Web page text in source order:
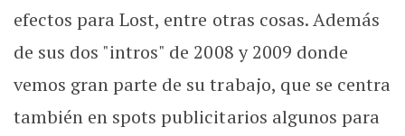
efectos para Lost, entre otras cosas. Además
de sus dos "intros" de 2008 y 2009 donde
vemos gran parte de su trabajo, que se centra
también en spots publicitarios algunos para